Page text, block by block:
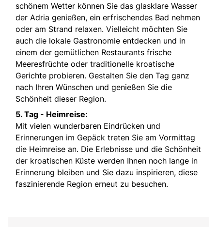
schönem Wetter können Sie das glasklare Wasser
der Adria genießen, ein erfrischendes Bad nehmen
oder am Strand relaxen. Vielleicht möchten Sie
auch die lokale Gastronomie entdecken und in
einem der gemütlichen Restaurants frische
Meeresfrüchte oder traditionelle kroatische
Gerichte probieren. Gestalten Sie den Tag ganz
nach Ihren Wünschen und genießen Sie die
Schönheit dieser Region.
5. Tag - Heimreise:
Mit vielen wunderbaren Eindrücken und
Erinnerungen im Gepäck treten Sie am Vormittag
die Heimreise an. Die Erlebnisse und die Schönheit
der kroatischen Küste werden Ihnen noch lange in
Erinnerung bleiben und Sie dazu inspirieren, diese
faszinierende Region erneut zu besuchen.